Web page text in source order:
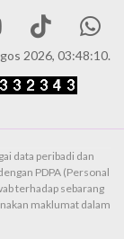
2026, 03:48:10.
data peribadi dan
PDPA (Personal
terhadap sebarang
maklumat dalam